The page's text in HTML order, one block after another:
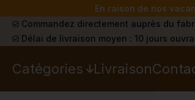
En raison de nos
Commandez directement auprès du
Délai de livraison moyen : 10 jours
Catégories Livraison